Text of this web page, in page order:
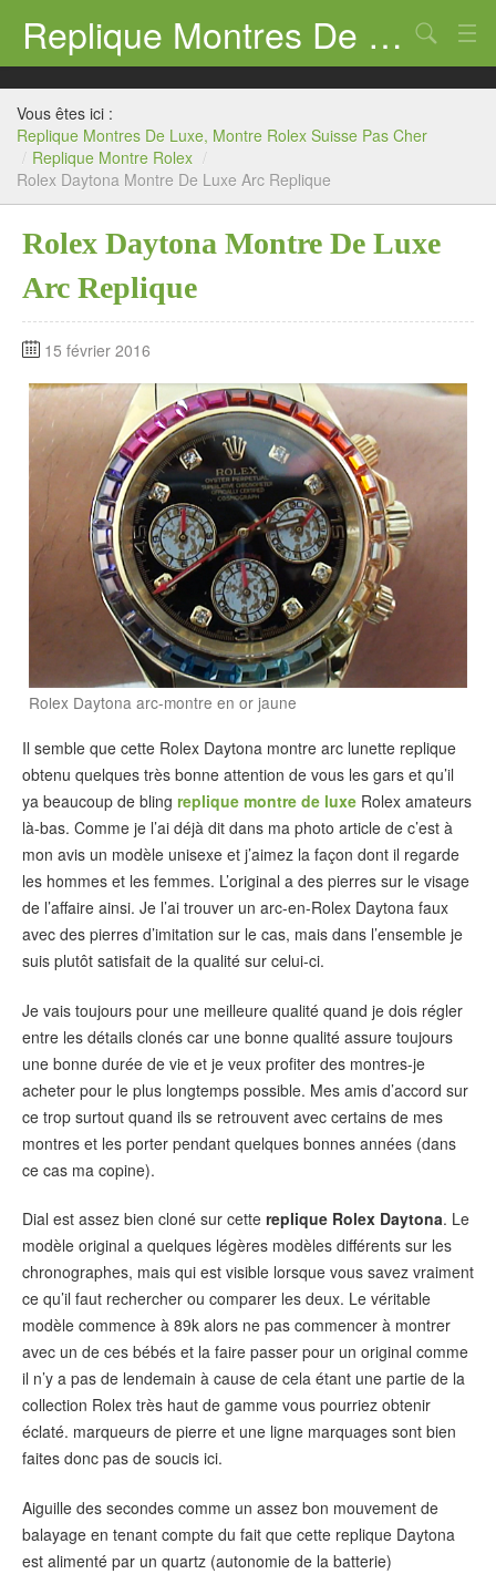
Replique Montres De Luxe, Montre Rolex Suisse Pas Cher
Replique Montre Rolex
Replique Montre Panerai
Replique Montre Breitling
Replique Montre Omega
Chercher
Vous êtes ici :
Replique Montres De Luxe, Montre Rolex Suisse Pas Cher
/ Replique Montre Rolex /
Rolex Daytona Montre De Luxe Arc Replique
Rolex Daytona Montre De Luxe
Arc Replique
15 février 2016
Rolex Daytona arc-montre en or jaune
Il semble que cette Rolex Daytona montre arc lunette replique
obtenu quelques très bonne attention de vous les gars et qu’il
ya beaucoup de bling replique montre de luxe Rolex amateurs
là-bas. Comme je l’ai déjà dit dans ma photo article de c’est à
mon avis un modèle unisexe et j’aimez la façon dont il regarde
les hommes et les femmes. L’original a des pierres sur le visage
de l’affaire ainsi. Je l’ai trouver un arc-en-Rolex Daytona faux
avec des pierres d’imitation sur le cas, mais dans l’ensemble je
suis plutôt satisfait de la qualité sur celui-ci.
Je vais toujours pour une meilleure qualité quand je dois régler
entre les détails clonés car une bonne qualité assure toujours
une bonne durée de vie et je veux profiter des montres-je
acheter pour le plus longtemps possible. Mes amis d’accord sur
ce trop surtout quand ils se retrouvent avec certains de mes
montres et les porter pendant quelques bonnes années (dans
ce cas ma copine).
Dial est assez bien cloné sur cette replique Rolex Daytona. Le
modèle original a quelques légères modèles différents sur les
chronographes, mais qui est visible lorsque vous savez vraiment
ce qu’il faut rechercher ou comparer les deux. Le véritable
modèle commence à 89k alors ne pas commencer à montrer
avec un de ces bébés et la faire passer pour un original comme
il n’y a pas de lendemain à cause de cela étant une partie de la
collection Rolex très haut de gamme vous pourriez obtenir
éclaté. marqueurs de pierre et une ligne marquages ​​sont bien
faites donc pas de soucis ici.
Aiguille des secondes comme un assez bon mouvement de
balayage en tenant compte du fait que cette replique Daytona
est alimenté par un quartz (autonomie de la batterie)